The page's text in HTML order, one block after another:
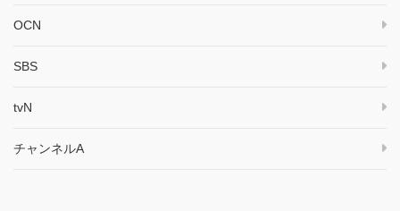
OCN
SBS
tvN
チャンネルA